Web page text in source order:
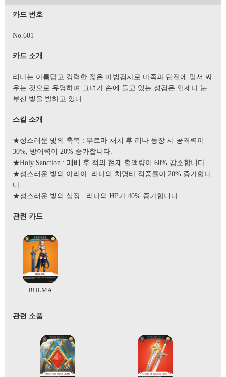
카드 번호
No.601
카드 소개
리나는 아름답고 강력한 젊은 마법검사로 마족과 던전에 맞서 싸
우는 것으로 유명하며 그녀가 손에 들고 있는 성검은 언제나 눈
부신 빛을 발하고 있다.
스킬 소개
★성스러운 빛의 축복 : 부르마 처치 후 리나 등장 시 공격력이
30%, 방어력이 20% 증가합니다.
★Holy Sanction : 패배 후 적의 현재 혈액량이 60% 감소합니다.
★성스러운 빛의 아리아: 리나의 치명타 적중률이 20% 증가합니
다.
★성스러운 빛의 심장 : 리나의 HP가 40% 증가합니다.
관련 카드
BULMA
관련 소품